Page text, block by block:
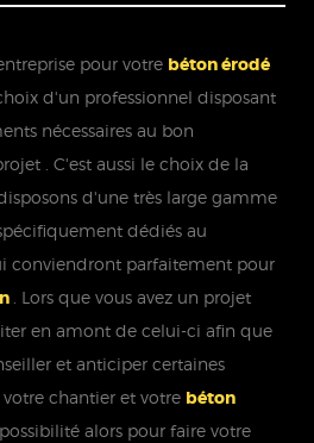
pour votre béton érodé
d'un professionnel disposant
nécessaires au bon
. C'est aussi le choix de la
d'une très large gamme
dédiés au
conviendront parfaitement pour
. Lors que vous avez un projet
en amont de celui-ci afin que
et anticiper certaines
chantier et votre béton
possibilité alors pour faire votre